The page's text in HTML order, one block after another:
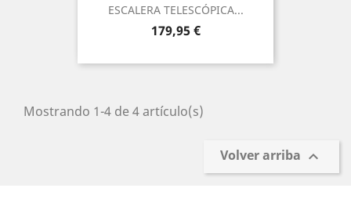
ESCALERA TELESCÓPICA...
Precio
179,95 €
Mostrando 1-4 de 4 artículo(s)
Volver arriba 